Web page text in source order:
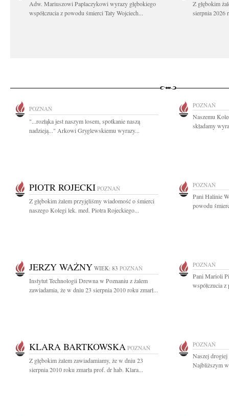
Adw. Mariuszowi Paplaczykowi wyrazy głębokiego
współczucia z powodu śmierci Taty Wojciech...
Z głębokim
sierpnia 2026
POZNAŃ
"...rozłąka jest naszym losem, spotkanie naszą
nadzieją..." Arkowi Gryglewskiemu wyrazy...
POZNAŃ
Naszemu
składamy
PIOTR ROJECKI POZNAŃ
Z głębokim żalem przyjęliśmy wiadomość o śmierci
naszego Kolegi lek. med. Piotra Rojeckiego...
POZNAŃ
Pani Halinie
powodu
JERZY WAŻNY WIEK: 83 POZNAŃ
Instytut Technologii Drewna w Poznaniu z żalem
zawiadamia, że w dniu 23 sierpnia 2010 roku zmarł...
POZNAŃ
Pani Marioli
współczucia
KLARA BARTKOWSKA POZNAŃ
Z głębokim żalem zawiadamiamy, że w dniu 23
sierpnia 2010 roku zmarła prof. dr hab. Klara...
POZNAŃ
Naszej
Najbliższym